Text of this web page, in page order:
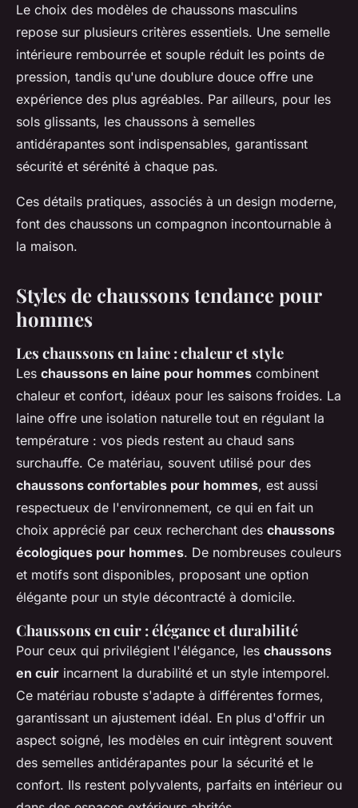
Le choix des modèles de chaussons masculins
repose sur plusieurs critères essentiels. Une semelle
intérieure rembourrée et souple réduit les points de
pression, tandis qu'une doublure douce offre une
expérience des plus agréables. Par ailleurs, pour les
sols glissants, les chaussons à semelles
antidérapantes sont indispensables, garantissant
sécurité et sérénité à chaque pas.
Ces détails pratiques, associés à un design moderne,
font des chaussons un compagnon incontournable à
la maison.
Styles de chaussons tendance pour
hommes
Les chaussons en laine : chaleur et style
Les chaussons en laine pour hommes combinent
chaleur et confort, idéaux pour les saisons froides. La
laine offre une isolation naturelle tout en régulant la
température : vos pieds restent au chaud sans
surchauffe. Ce matériau, souvent utilisé pour des
chaussons confortables pour hommes, est aussi
respectueux de l'environnement, ce qui en fait un
choix apprécié par ceux recherchant des chaussons
écologiques pour hommes. De nombreuses couleurs
et motifs sont disponibles, proposant une option
élégante pour un style décontracté à domicile.
Chaussons en cuir : élégance et durabilité
Pour ceux qui privilégient l'élégance, les chaussons
en cuir incarnent la durabilité et un style intemporel.
Ce matériau robuste s'adapte à différentes formes,
garantissant un ajustement idéal. En plus d'offrir un
aspect soigné, les modèles en cuir intègrent souvent
des semelles antidérapantes pour la sécurité et le
confort. Ils restent polyvalents, parfaits en intérieur ou